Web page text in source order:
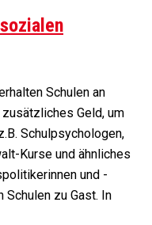
Schulen an
Geld, um
Schulpsychologen,
Kurse und ähnliches
und -
zu Gast. In